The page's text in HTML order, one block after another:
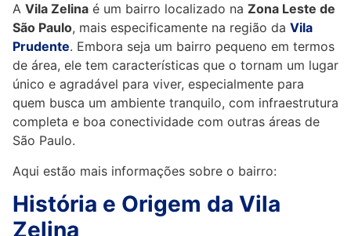
A Vila Zelina é um bairro localizado na Zona Leste de
São Paulo, mais especificamente na região da Vila
Prudente. Embora seja um bairro pequeno em termos
de área, ele tem características que o tornam um lugar
único e agradável para viver, especialmente para
quem busca um ambiente tranquilo, com infraestrutura
completa e boa conectividade com outras áreas de
São Paulo.
Aqui estão mais informações sobre o bairro:
História e Origem da Vila
Zelina